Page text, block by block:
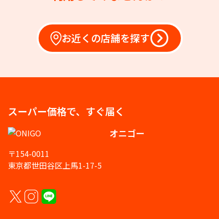
お近くの店舗を探す
スーパー価格で、すぐ届く
オニゴー
〒154-0011
東京都世田谷区上馬1-17-5